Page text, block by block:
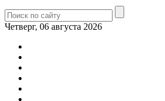
Четверг, 06 августа 2026